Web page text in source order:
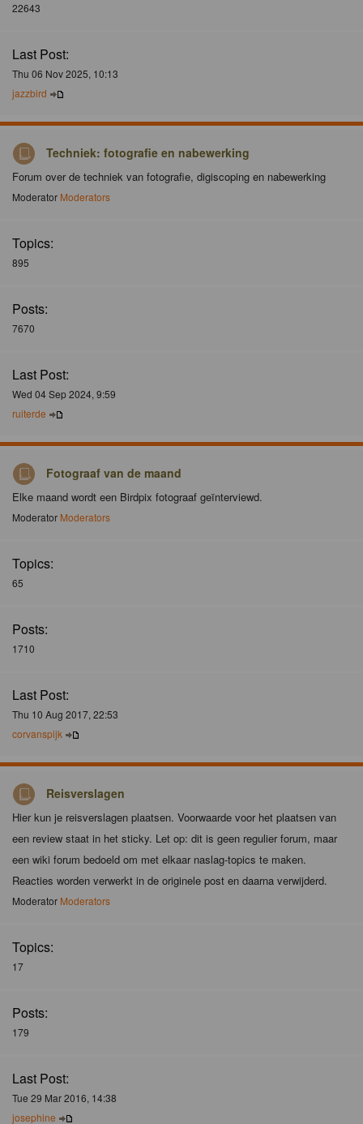
22643
Last Post:
Thu 06 Nov 2025, 10:13
jazzbird
Techniek: fotografie en nabewerking
Forum over de techniek van fotografie, digiscoping en nabewerking
Moderator Moderators
Topics:
895
Posts:
7670
Last Post:
Wed 04 Sep 2024, 9:59
ruiterde
Fotograaf van de maand
Elke maand wordt een Birdpix fotograaf geïnterviewd.
Moderator Moderators
Topics:
65
Posts:
1710
Last Post:
Thu 10 Aug 2017, 22:53
corvanspijk
Reisverslagen
Hier kun je reisverslagen plaatsen. Voorwaarde voor het plaatsen van
een review staat in het sticky. Let op: dit is geen regulier forum, maar
een wiki forum bedoeld om met elkaar naslag-topics te maken.
Reacties worden verwerkt in de originele post en daarna verwijderd.
Moderator Moderators
Topics:
17
Posts:
179
Last Post:
Tue 29 Mar 2016, 14:38
josephine